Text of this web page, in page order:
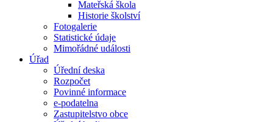
Mateřská škola
Historie školství
Fotogalerie
Statistické údaje
Mimořádné události
Úřad
Úřední deska
Rozpočet
Povinné informace
e-podatelna
Zastupitelstvo obce